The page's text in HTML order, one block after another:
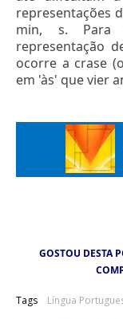
representações
min, s. Para
representação
ocorre a crase
em 'às' que vier
GOSTOU DESTA
Tags Língua